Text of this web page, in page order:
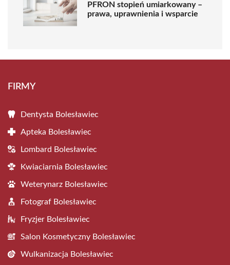
PFRON stopień umiarkowany –
prawa, uprawnienia i wsparcie
FIRMY
Dentysta Bolesławiec
Apteka Bolesławiec
Lombard Bolesławiec
Kwiaciarnia Bolesławiec
Weterynarz Bolesławiec
Fotograf Bolesławiec
Fryzjer Bolesławiec
Salon Kosmetyczny Bolesławiec
Wulkanizacja Bolesławiec